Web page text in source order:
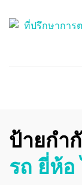
ป้ายกำ
รถ ยี่ห้อ